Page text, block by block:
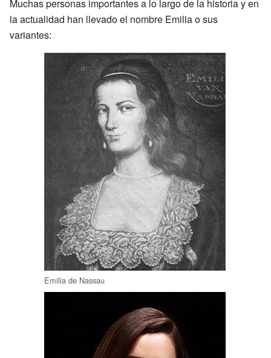
Muchas personas importantes a lo largo de la historia y en
la actualidad han llevado el nombre Emilia o sus
variantes:
Emilia de Nassau